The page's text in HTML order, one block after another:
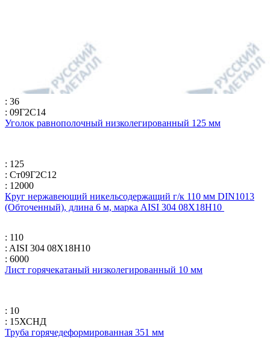
: 36
: 09Г2С14
Уголок равнополочный низколегированный 125 мм
: 125
: Ст09Г2С12
: 12000
Круг нержавеющий никельсодержащий г/к 110 мм DIN1013
(Обточенный), длина 6 м, марка AISI 304 08Х18Н10
: 110
: AISI 304 08Х18Н10
: 6000
Лист горячекатаный низколегированный 10 мм
: 10
: 15ХСНД
Труба горячедеформированная 351 мм